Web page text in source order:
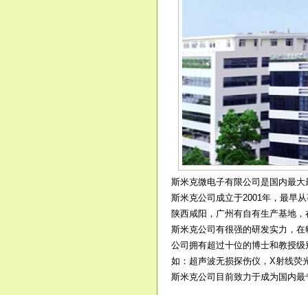
斯米克微电子有限公司是国内最
斯米克公司成立于2001年，最早
陕西咸阳，广州有自有生产基地
斯米克公司有很强的研发实力，
公司拥有超过十位的博士和教授
如：超声波无损探伤仪，X射线荧
斯米克公司目前致力于成为国内